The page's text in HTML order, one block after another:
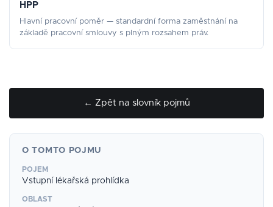
HPP
Hlavní pracovní poměr — standardní forma zaměstnání na
základě pracovní smlouvy s plným rozsahem práv.
← Zpět na slovník pojmů
O TOMTO POJMU
POJEM
Vstupní lékařská prohlídka
OBLAST